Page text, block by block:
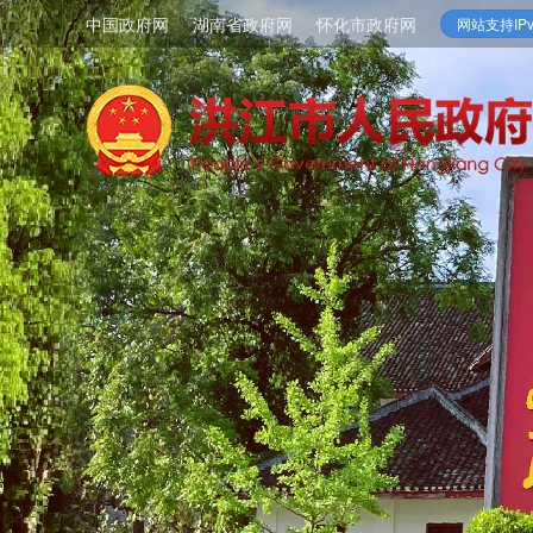
中国政府网 湖南省政府网 怀化市政府网 网站支持